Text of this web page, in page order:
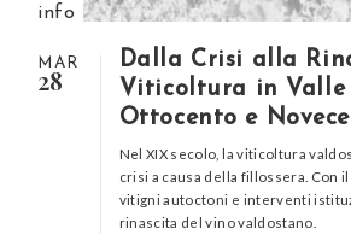
info
MAR
28
Dalla Crisi alla
Viticoltura in Valle
Ottocento e
Nel XIX secolo, la viticoltura
crisi a causa della fillossera. Con
vitigni autoctoni e interventi
rinascita del vino valdostano.